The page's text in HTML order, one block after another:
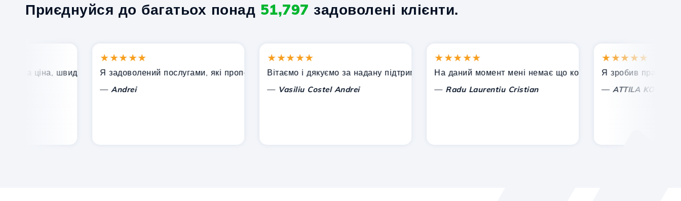
Приєднуйся до багатьох понад 51,797 задоволені клієнти.
ціна, швидка та ефективна технічна підтримка.
★★★★★
Я задоволений послугами, які пропонує Hostico. Я рекомендував вас іншим знайомим.
Andrei
★★★★★
Вітаємо і дякуємо за надану підтримку!
Vasiliu Costel Andrei
★★★★★
На даний момент мені немає що коментувати, тільки цінувати.
Radu Laurentiu Cristian
★★★★★
Я зробив правильний
ATTILA KOLES